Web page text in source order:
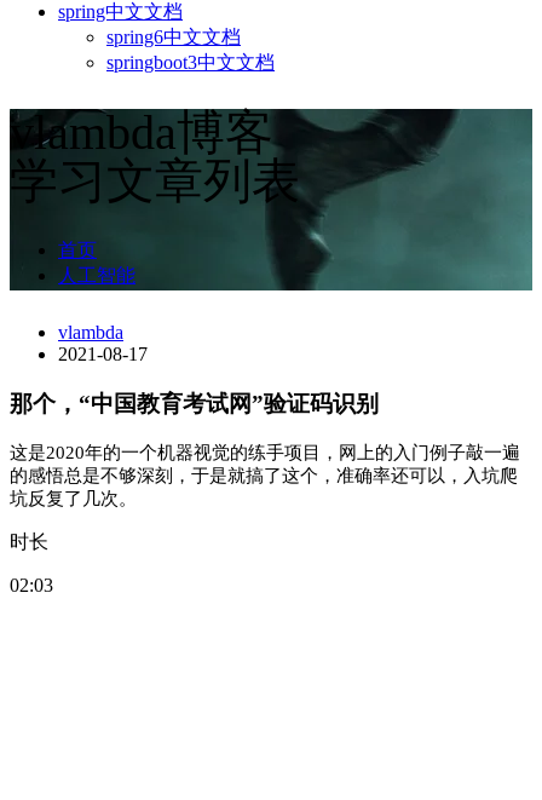
spring中文文档
spring6中文文档
springboot3中文文档
vlambda博客
学习文章列表
首页
人工智能
vlambda
2021-08-17
那个，“中国教育考试网”验证码识别
这是2020年的一个机器视觉的练手项目，网上的入门例子敲一遍
的感悟总是不够深刻，于是就搞了这个，准确率还可以，入坑爬
坑反复了几次。
时长
02:03